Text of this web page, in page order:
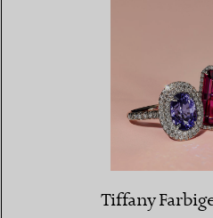
Tiffany